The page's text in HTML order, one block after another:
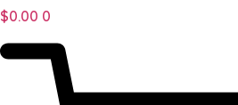
$0.00 0